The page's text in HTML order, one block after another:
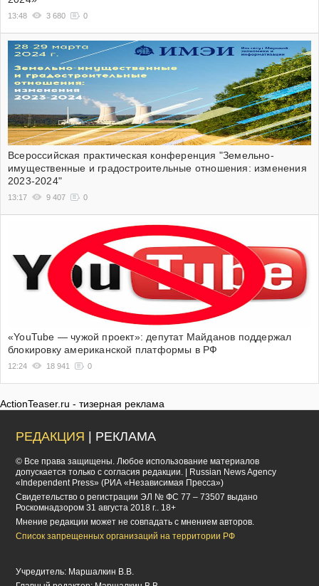
13:48 3 680 0
Всероссийская практическая конференция "Земельно-
имущественные и градостроительные отношения: изменения
2023-2024"
13:17 9 407 0
«YouTube — чужой проект»: депутат Майданов поддержал
блокировку американской платформы в РФ
12:24 18 941 0
ActionTeaser.ru - тизерная реклама
РЕДАКЦИЯ | РЕКЛАМА
© Все права защищены. Любое использование материалов
допускается только с согласия редакции. | Russian News Agency
«Independent Press» (РИА «Независимая Пресса»)
Cвидетельство о регистрации ЭЛ № ФС 77 – 73507 выдано
Роскомнадзором 31 августа 2018 г.. 18+
Мнение редакции может не совпадать с мнением авторов.
Список запрещенных организаций на территории РФ
Учредитель: Маршалкин В.В.